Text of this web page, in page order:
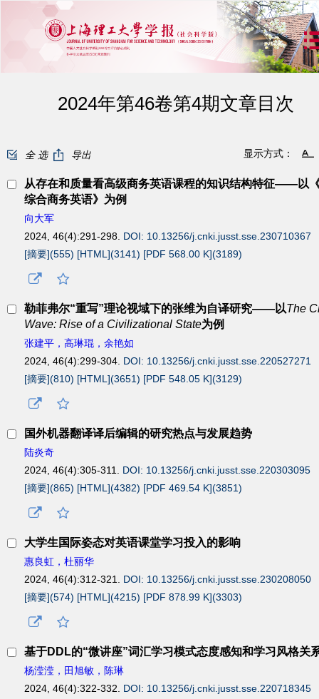
2024年第46卷第4期文章目次
全 选 导出 显示方式：
从存在和质量看高级商务英语课程的知识结构特征——以
综合商务英语》为例
向大军
2024, 46(4):291-298. DOI: 10.13256/j.cnki.jusst.sse.230710367
[摘要](555) [HTML](3141) [PDF 568.00 K](3189)
勒菲弗尔“重写”理论视域下的张维为自译研究——以The
Wave: Rise of a Civilizational State为例
张建平，高琳琨，余艳如
2024, 46(4):299-304. DOI: 10.13256/j.cnki.jusst.sse.220527271
[摘要](810) [HTML](3651) [PDF 548.05 K](3129)
国外机器翻译译后编辑的研究热点与发展趋势
陆炎奇
2024, 46(4):305-311. DOI: 10.13256/j.cnki.jusst.sse.220303095
[摘要](865) [HTML](4382) [PDF 469.54 K](3851)
大学生国际姿态对英语课堂学习投入的影响
惠良虹，杜丽华
2024, 46(4):312-321. DOI: 10.13256/j.cnki.jusst.sse.230208050
[摘要](574) [HTML](4215) [PDF 878.99 K](3303)
基于DDL的“微讲座”词汇学习模式态度感知和学习风格关
杨滢滢，田旭敏，陈琳
2024, 46(4):322-332. DOI: 10.13256/j.cnki.jusst.sse.220718345